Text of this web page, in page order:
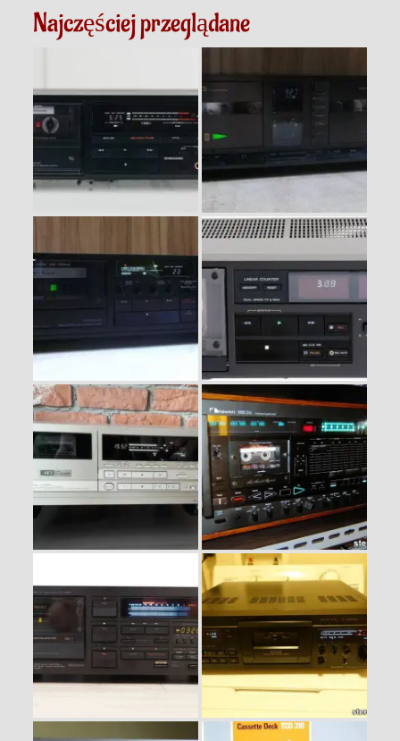
Najczęściej przeglądane